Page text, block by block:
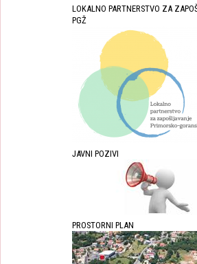
LOKALNO PARTNERSTVO ZA
PGŽ
JAVNI POZIVI
PROSTORNI PLAN